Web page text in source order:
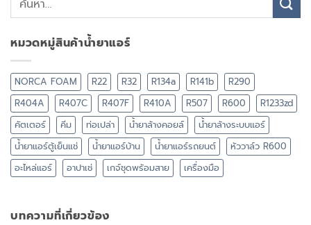
หมวดหมู่สินค้าน้ำยาแอร์
NORCA FOAM R22 R32 R134a R141b
R290
R404A
R407C R407F R410A R507 R600
R1233zd
คัตเตอร์
คีม ท่อเปล่า น้ำยาล้างคอยล์
น้ำยาล้างระบบแอร์
น้ำยาแอร์ตู้เย็นแช่
น้ำยาแอร์บ้าน น้ำยาแอร์รถยนต์
หัววาล์ว R600
อะไหล่แอร์
อาปาเช่ เกจ์ชุดพร้อมสาย เครื่องมือ
บทความที่เกี่ยวข้อง